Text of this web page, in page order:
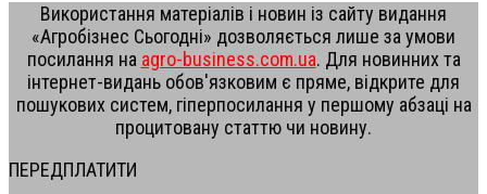
Використання матеріалів і новин із сайту видання
«Агробізнес Сьогодні» дозволяється лише за умови
посилання на agro-business.com.ua. Для новинних та
інтернет-видань обов'язковим є пряме, відкрите для
пошукових систем, гіперпосилання у першому абзаці на
процитовану статтю чи новину.
ПЕРЕДПЛАТИТИ